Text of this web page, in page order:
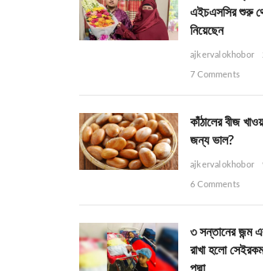
এইচএসসির শুরু
নিয়েছেন
ajkervalokhobor
7 Comments
কাঁঠালের বীজ
জন্য ভাল?
ajkervalokhobor
6 Comments
৩ সন্তানের জন্ম
রাখা হলো